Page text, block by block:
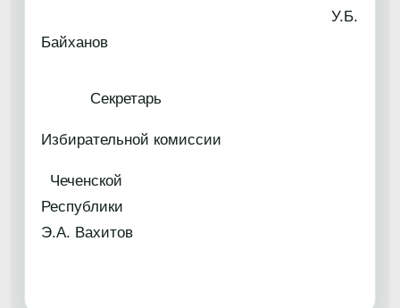
У.Б.
Байханов
Секретарь
Избирательной комиссии
Чеченской
Э.А. Вахитов